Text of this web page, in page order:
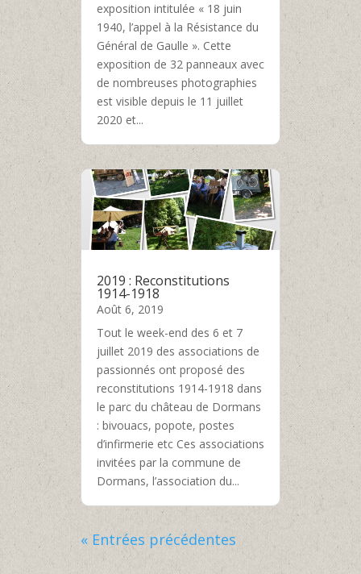
exposition intitulée « 18 juin
1940, l’appel à la Résistance du
Général de Gaulle ». Cette
exposition de 32 panneaux avec
de nombreuses photographies
est visible depuis le 11 juillet
2020 et...
2019 : Reconstitutions
1914-1918
Août 6, 2019
Tout le week-end des 6 et 7
juillet 2019 des associations de
passionnés ont proposé des
reconstitutions 1914-1918 dans
le parc du château de Dormans
: bivouacs, popote, postes
d’infirmerie etc Ces associations
invitées par la commune de
Dormans, l’association du...
« Entrées précédentes